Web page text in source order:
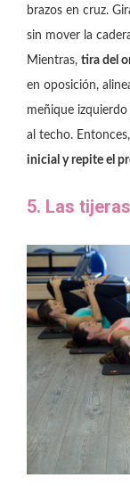
brazos en cruz.
sin mover la
Mientras, tira del
en oposición,
meñique
al techo. Entonces,
inicial y repite el
5. Las tijeras